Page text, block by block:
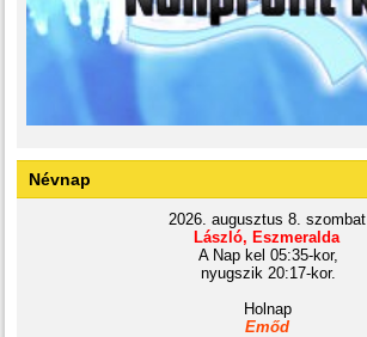
Névnap
2026. augusztus 8. szombat
László, Eszmeralda
A Nap kel 05:35-kor,
nyugszik 20:17-kor.
Holnap
Emőd